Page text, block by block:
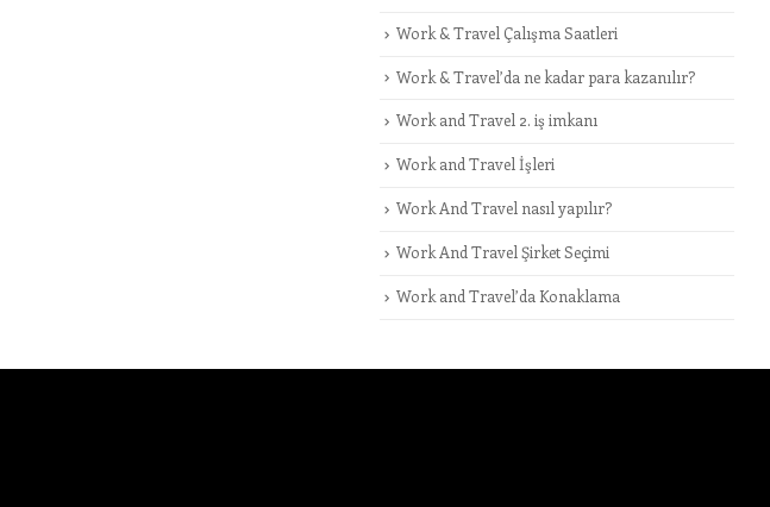
Work & Travel Çalışma Saatleri
Work & Travel’da ne kadar para kazanılır?
Work and Travel 2. iş imkanı
Work and Travel İşleri
Work And Travel nasıl yapılır?
Work And Travel Şirket Seçimi
Work and Travel’da Konaklama